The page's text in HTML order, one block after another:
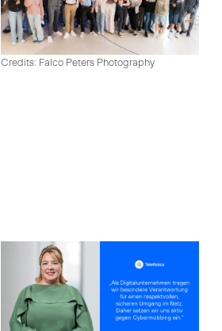
Credits: Falco Peters Photography